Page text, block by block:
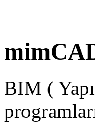
BIM (